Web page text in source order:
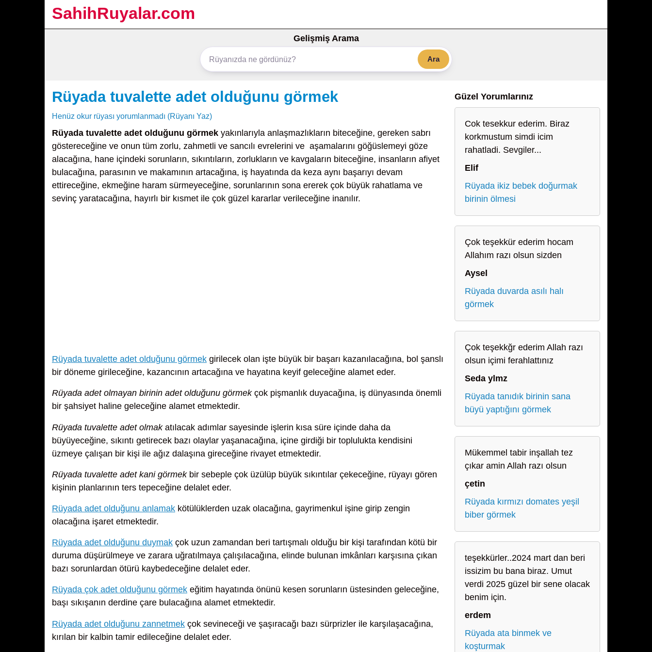
SahihRuyalar.com
Gelişmiş Arama
Ara
Rüyada tuvalette adet olduğunu görmek
Henüz okur rüyası yorumlanmadı (Rüyanı Yaz)
Rüyada tuvalette adet olduğunu görmek yakınlarıyla anlaşmazlıkların biteceğine, gereken sabrı
göstereceğine ve onun tüm zorlu, zahmetli ve sancılı evrelerini ve aşamalarını göğüslemeyi göze
alacağına, hane içindeki sorunların, sıkıntıların, zorlukların ve kavgaların biteceğine, insanların afiyet
bulacağına, parasının ve makamının artacağına, iş hayatında da keza aynı başarıyı devam
ettireceğine, ekmeğine haram sürmeyeceğine, sorunlarının sona ererek çok büyük rahatlama ve
sevinç yaratacağına, hayırlı bir kısmet ile çok güzel kararlar verileceğine inanılır.
Rüyada tuvalette adet olduğunu görmek girilecek olan işte büyük bir başarı kazanılacağına, bol şanslı
bir döneme girileceğine, kazancının artacağına ve hayatına keyif geleceğine alamet eder.
Rüyada adet olmayan birinin adet olduğunu görmekçok pişmanlık duyacağına, iş dünyasında önemli
bir şahsiyet haline geleceğine alamet etmektedir.
Rüyada tuvalette adet olmakatılacak adımlar sayesinde işlerin kısa süre içinde daha da
büyüyeceğine, sıkıntı getirecek bazı olaylar yaşanacağına, içine girdiği bir toplulukta kendisini
üzmeye çalışan bir kişi ile ağız dalaşına gireceğine rivayet etmektedir.
Rüyada tuvalette adet kani görmekbir sebeple çok üzülüp büyük sıkıntılar çekeceğine, rüyayı gören
kişinin planlarının ters tepeceğine delalet eder.
Rüyada adet olduğunu anlamak kötülüklerden uzak olacağına, gayrimenkul işine girip zengin
olacağına işaret etmektedir.
Rüyada adet olduğunu duymak çok uzun zamandan beri tartışmalı olduğu bir kişi tarafından kötü bir
duruma düşürülmeye ve zarara uğratılmaya çalışılacağına, elinde bulunan imkânları karşısına çıkan
bazı sorunlardan ötürü kaybedeceğine delalet eder.
Rüyada çok adet olduğunu görmek eğitim hayatında önünü kesen sorunların üstesinden geleceğine,
başı sıkışanın derdine çare bulacağına alamet etmektedir.
Rüyada adet olduğunu zannetmek çok sevineceği ve şaşıracağı bazı sürprizler ile karşılaşacağına,
kırılan bir kalbin tamir edileceğine delalet eder.
Güzel Yorumlarınız
Cok tesekkur ederim. Biraz
korkmustum simdi icim
rahatladi. Sevgiler...
Elif
Rüyada ikiz bebek doğurmak
birinin ölmesi
Çok teşekkür ederim hocam
Allahım razı olsun sizden
Aysel
Rüyada duvarda asılı halı
görmek
Çok teşekkğr ederim Allah razı
olsun içimi ferahlattınız
Seda ylmz
Rüyada tanıdık birinin sana
büyü yaptığını görmek
Mükemmel tabir inşallah tez
çıkar amin Allah razı olsun
çetin
Rüyada kırmızı domates yeşil
biber görmek
teşekkürler..2024 mart dan beri
issizim bu bana biraz. Umut
verdi 2025 güzel bir sene olacak
benim için.
erdem
Rüyada ata binmek ve
koşturmak